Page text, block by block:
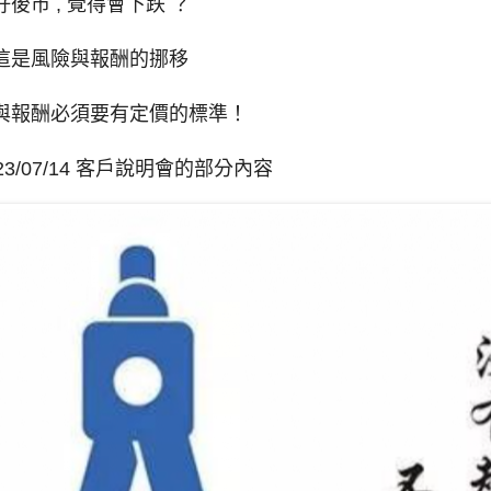
是風險與報酬的挪移
報酬必須要有定價的標準！
07/14 客戶說明會的部分內容